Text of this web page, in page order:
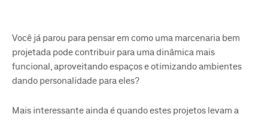
Você já parou para pensar em como uma marcenaria bem
projetada pode contribuir para uma dinâmica mais
funcional, aproveitando espaços e otimizando ambientes
dando personalidade para eles?
Mais interessante ainda é quando estes projetos levam a